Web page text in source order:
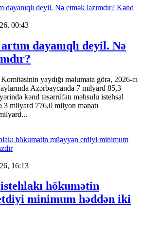
Kənd
00:43
dayanıqlı deyil. Nə
yaydığı məlumata görə, 2026-cı
Azərbaycanda 7 milyard 85,3
kənd təsərrüfatı məhsulu istehsal
3 milyard 776,0 milyon manatı
16:13
hökumətin
minimum həddən iki